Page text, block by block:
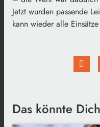
Jetzt wurden passende
kann wieder alle
Das könnte